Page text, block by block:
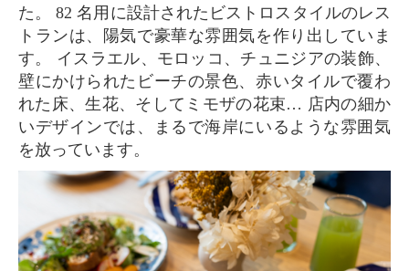
た。 82 名用に設計されたビストロスタイルのレス
トランは、陽気で豪華な雰囲気を作り出していま
す。 イスラエル、モロッコ、チュニジアの装飾、
壁にかけられたビーチの景色、赤いタイルで覆わ
れた床、生花、そしてミモザの花束… 店内の細か
いデザインでは、まるで海岸にいるような雰囲気
を放っています。